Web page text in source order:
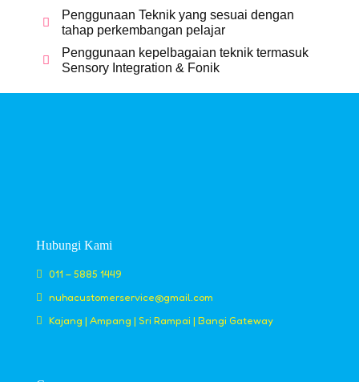
Penggunaan Teknik yang sesuai dengan
tahap perkembangan pelajar
Penggunaan kepelbagaian teknik termasuk
Sensory Integration & Fonik
Hubungi Kami
011 – 5885 1449
nuhacustomerservice@gmail.com
Kajang | Ampang | Sri Rampai | Bangi Gateway